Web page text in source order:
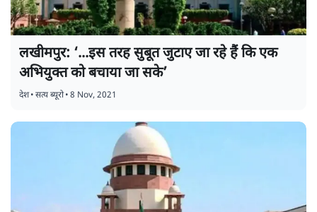
लखीमपुर: ‘...इस तरह सुबूत जुटाए जा रहे हैं कि एक
अभियुक्त को बचाया जा सके’
देश•सत्य ब्यूरो•8 Nov, 2021